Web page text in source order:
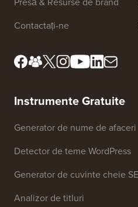
Despre noi
Standarde editoriale
Cunoaște consiliul nostru
de revizuire
Presă & Resurse de brand
Instrumente Gratuite